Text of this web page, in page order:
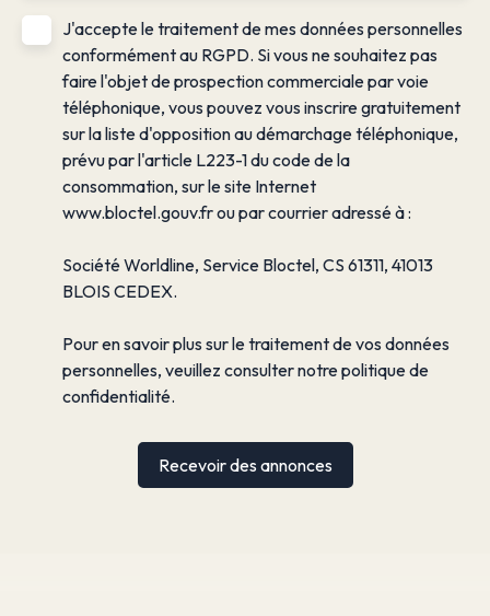
J'accepte le traitement de mes données personnelles
conformément au RGPD. Si vous ne souhaitez pas
faire l'objet de prospection commerciale par voie
téléphonique, vous pouvez vous inscrire gratuitement
sur la liste d'opposition au démarchage téléphonique,
prévu par l'article L223-1 du code de la
consommation, sur le site Internet
www.bloctel.gouv.fr ou par courrier adressé à :
Société Worldline, Service Bloctel, CS 61311, 41013
BLOIS CEDEX.
Pour en savoir plus sur le traitement de vos données
personnelles, veuillez consulter notrepolitique de
confidentialité.
Recevoir des annonces